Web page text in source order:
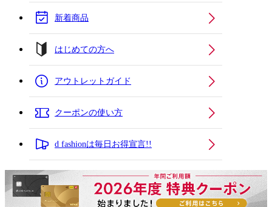
新着商品
はじめての方へ
アウトレットガイド
クーポンの使い方
d fashionは毎日お得宣言!!